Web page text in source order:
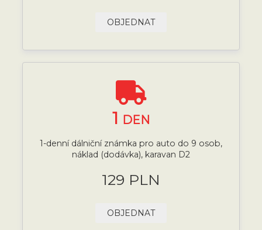
OBJEDNAT
1 DEN
1-denní dálniční známka pro auto do 9 osob,
náklad (dodávka), karavan D2
129 PLN
OBJEDNAT